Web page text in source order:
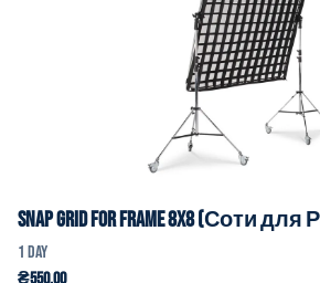
Snap Grid for Frame 8x8 (Соти